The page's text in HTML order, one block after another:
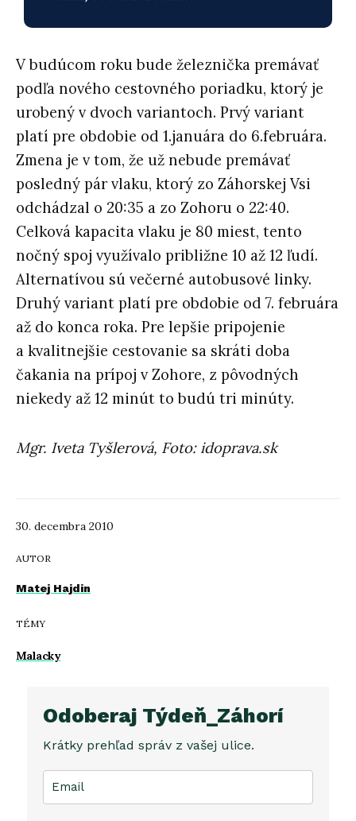
30. decembra 2010
AUTOR
Matej Hajdin
TÉMY
Malacky
V budúcom roku bude železnička premávať
podľa nového cestovného poriadku, ktorý je
urobený v dvoch variantoch. Prvý variant
platí pre obdobie od 1.januára do 6.februára.
Zmena je v tom, že už nebude premávať
posledný pár vlaku, ktorý zo Záhorskej Vsi
odchádzal o 20:35 a zo Zohoru o 22:40.
Celková kapacita vlaku je 80 miest, tento
nočný spoj využívalo približne 10 až 12 ľudí.
Alternatívou sú večerné autobusové linky.
Druhý variant platí pre obdobie od 7. februára
až do konca roka. Pre lepšie pripojenie
a kvalitnejšie cestovanie sa skráti doba
čakania na prípoj v Zohore, z pôvodných
niekedy až 12 minút to budú tri minúty.
Mgr. Iveta Tyšlerová, Foto: idoprava.sk
Odoberaj Týdeň_Záhorí
Krátky prehľad správ z vašej ulice.